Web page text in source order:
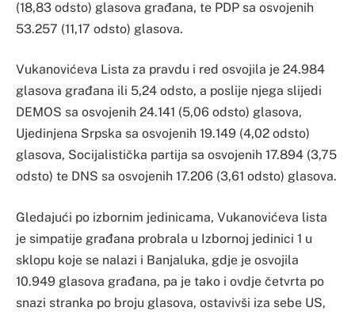
(18,83 odsto) glasova građana, te PDP sa osvojenih
53.257 (11,17 odsto) glasova.
Vukanovićeva Lista za pravdu i red osvojila je 24.984
glasova građana ili 5,24 odsto, a poslije njega slijedi
DEMOS sa osvojenih 24.141 (5,06 odsto) glasova,
Ujedinjena Srpska sa osvojenih 19.149 (4,02 odsto)
glasova, Socijalistička partija sa osvojenih 17.894 (3,75
odsto) te DNS sa osvojenih 17.206 (3,61 odsto) glasova.
Gledajući po izbornim jedinicama, Vukanovićeva lista
je simpatije građana probrala u Izbornoj jedinici 1 u
sklopu koje se nalazi i Banjaluka, gdje je osvojila
10.949 glasova građana, pa je tako i ovdje četvrta po
snazi stranka po broju glasova, ostavivši iza sebe US,